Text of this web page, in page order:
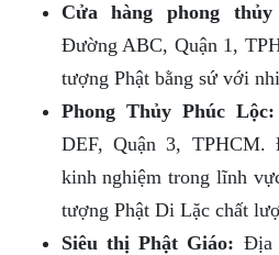
Cửa hàng phong
Đường ABC, Quận 1,
tượng Phật bằng sứ với
Phong Thủy Phúc Lộc:
DEF, Quận 3,
kinh nghiệm trong lĩnh
tượng Phật Di Lặc chất
Siêu thị Phật Giáo: Địa